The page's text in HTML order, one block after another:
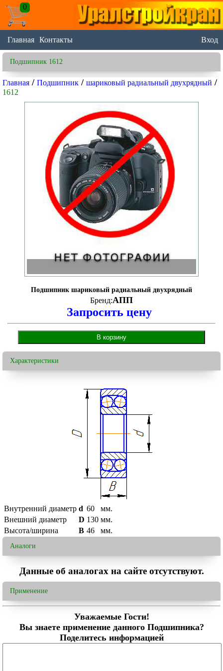
0
Главная Контакты Вход
Подшипник 1612
Главная / Подшипник / шариковый радиальный двухрядный /
1612
Подшипник шариковый радиальный двухрядный
Бренд:АПП
Запросить цену
Характеристики
Внутренний диаметр d 60
мм.
Внешний диаметр
D 130 мм.
Высота/ширина
B 46 мм.
Аналоги
Данные об аналогах на сайте отсутствуют.
Применение
Уважаемые Гости!
Вы знаете применение данного Подшипника?
Поделитесь информацией